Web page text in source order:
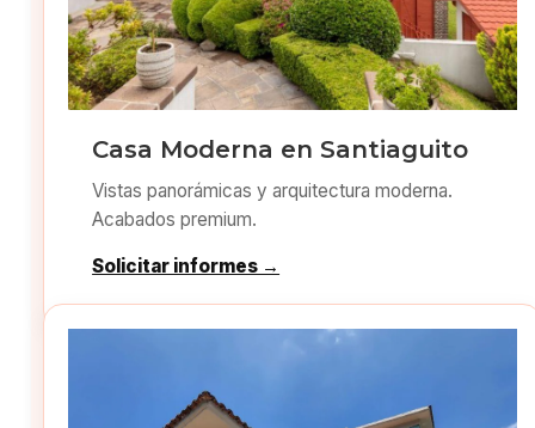
Casa Moderna en Santiaguito
Vistas panorámicas y arquitectura moderna.
Acabados premium.
Solicitar informes →